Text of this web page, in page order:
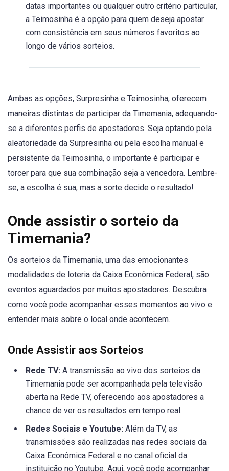
datas importantes ou qualquer outro critério particular,
a Teimosinha é a opção para quem deseja apostar
com consistência em seus números favoritos ao
longo de vários sorteios.
Ambas as opções, Surpresinha e Teimosinha, oferecem
maneiras distintas de participar da Timemania, adequando-
se a diferentes perfis de apostadores. Seja optando pela
aleatoriedade da Surpresinha ou pela escolha manual e
persistente da Teimosinha, o importante é participar e
torcer para que sua combinação seja a vencedora. Lembre-
se, a escolha é sua, mas a sorte decide o resultado!
Onde assistir o sorteio da
Timemania?
Os sorteios da Timemania, uma das emocionantes
modalidades de loteria da Caixa Econômica Federal, são
eventos aguardados por muitos apostadores. Descubra
como você pode acompanhar esses momentos ao vivo e
entender mais sobre o local onde acontecem.
Onde Assistir aos Sorteios
Rede TV: A transmissão ao vivo dos sorteios da
Timemania pode ser acompanhada pela televisão
aberta na Rede TV, oferecendo aos apostadores a
chance de ver os resultados em tempo real.
Redes Sociais e Youtube: Além da TV, as
transmissões são realizadas nas redes sociais da
Caixa Econômica Federal e no canal oficial da
instituição no Youtube. Aqui, você pode acompanhar